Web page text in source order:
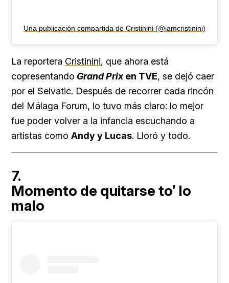
Una publicación compartida de Cristinini (@iamcristinini)
La reportera Cristinini, que ahora está
copresentando Grand Prixen TVE, se dejó caer
por el Selvatic. Después de recorrer cada rincón
del Málaga Forum, lo tuvo más claro: lo mejor
fue poder volver a la infancia escuchando a
artistas como Andy y Lucas. Lloró y todo.
7.
Momento de quitarse to’ lo
malo